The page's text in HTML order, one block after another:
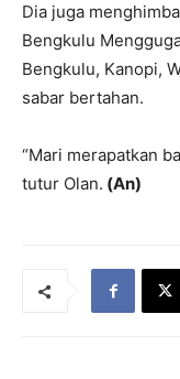
Dia juga
Bengkulu
Bengkulu, Kanopi,
sabar bertahan.
“Mari merapatkan
tutur Olan. (An)